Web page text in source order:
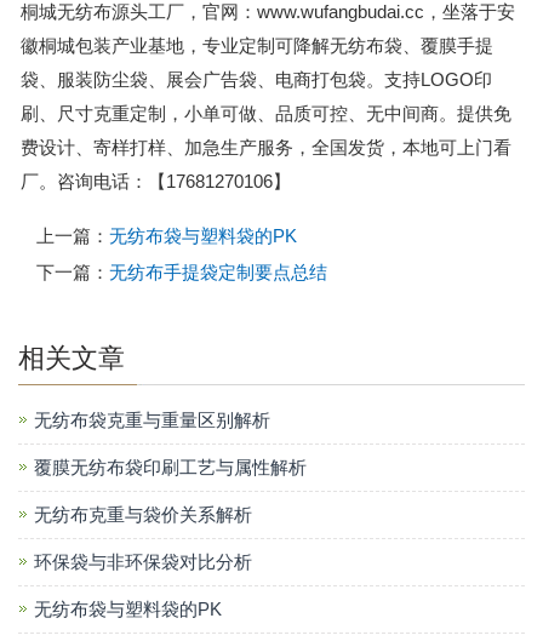
桐城无纺布源头工厂，官网：www.wufangbudai.cc，坐落于安
徽桐城包装产业基地，专业定制可降解无纺布袋、覆膜手提
袋、服装防尘袋、展会广告袋、电商打包袋。支持LOGO印
刷、尺寸克重定制，小单可做、品质可控、无中间商。提供免
费设计、寄样打样、加急生产服务，全国发货，本地可上门看
厂。咨询电话：【17681270106】
上一篇： 无纺布袋与塑料袋的PK
下一篇： 无纺布手提袋定制要点总结
相关文章
无纺布袋克重与重量区别解析
覆膜无纺布袋印刷工艺与属性解析
无纺布克重与袋价关系解析
环保袋与非环保袋对比分析
无纺布袋与塑料袋的PK